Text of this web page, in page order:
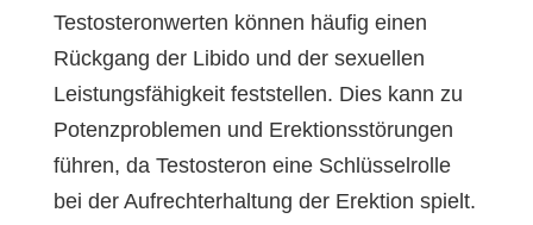
Testosteronwerten können häufig einen
Rückgang der Libido und der sexuellen
Leistungsfähigkeit feststellen. Dies kann zu
Potenzproblemen und Erektionsstörungen
führen, da Testosteron eine Schlüsselrolle
bei der Aufrechterhaltung der Erektion spielt.